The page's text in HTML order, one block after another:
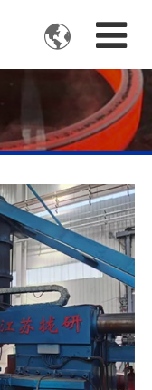
VIDEOS